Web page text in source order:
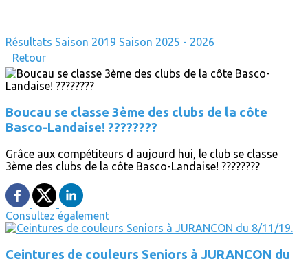
Résultats Saison 2019 Saison 2025 - 2026
Retour
Boucau se classe 3ème des clubs de la côte
Basco-Landaise! ????????
Grâce aux compétiteurs d aujourd hui, le club se classe
3ème des clubs de la côte Basco-Landaise! ????????
Consultez également
Ceintures de couleurs Seniors à JURANCON du